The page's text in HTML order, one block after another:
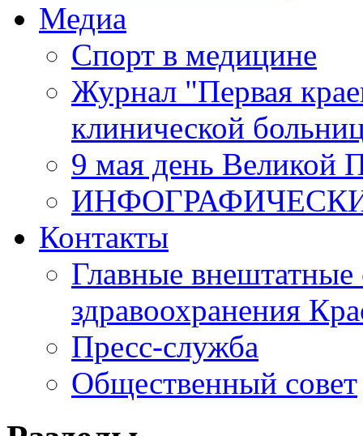
Медиа
Спорт в медицине
Журнал "Первая
клинической
9 мая день Великой
Контакты
Главные внештатные
здравоохранения
Пресс-служба
Общественный совет